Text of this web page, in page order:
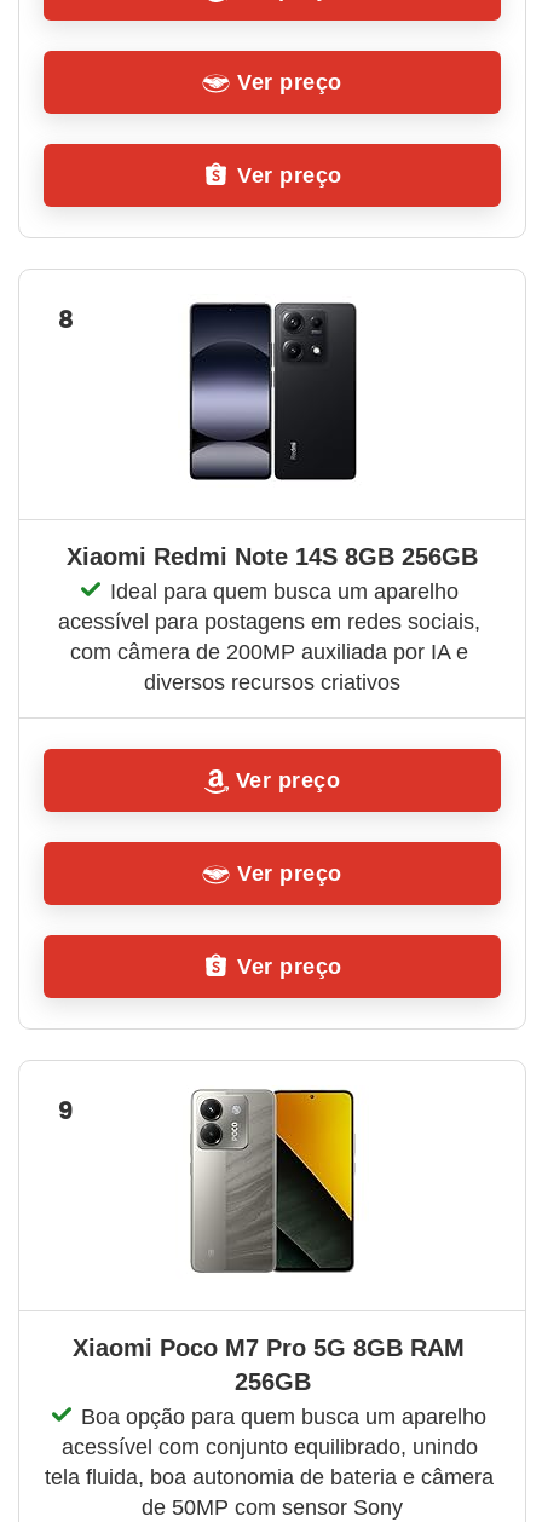
Ver preço
Ver preço
8
Xiaomi Redmi Note 14S 8GB 256GB
Ideal para quem busca um aparelho
acessível para postagens em redes sociais,
com câmera de 200MP auxiliada por IA e
diversos recursos criativos
Ver preço
Ver preço
Ver preço
9
Xiaomi Poco M7 Pro 5G 8GB RAM
256GB
Boa opção para quem busca um aparelho
acessível com conjunto equilibrado, unindo
tela fluida, boa autonomia de bateria e câmera
de 50MP com sensor Sony